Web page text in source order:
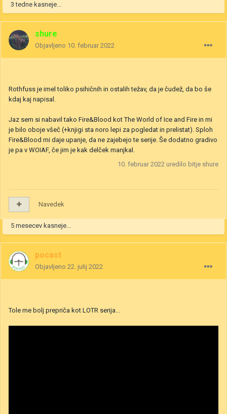
3 tedne kasneje...
shure
Objavljeno 10. februar 2022
Rothfuss je imel toliko psihičnih in ostalih težav, da je čudež, da bo še
kdaj kaj napisal.
Jaz sem si nabavil tako Fire&Blood kot The World of Ice and Fire in mi
je bilo oboje všeč (+knjigi sta noro lepi za pogledat in prelistat). Sploh
Fire&Blood mi daje upanje, da ne zajebejo te serije. Še dodatno gradivo
je pa v WOIAF, če jim je kak delček manjkal.
10. februar 2022 uredilo bitje shure
Navedek
5 mesecev kasneje...
pocast
Objavljeno 22. julij 2022
Tole me bolj prepriča kot LOTR serija...